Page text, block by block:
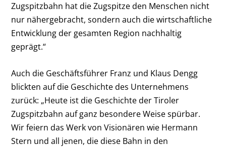
Zugspitzbahn hat die Zugspitze den Menschen nicht
nur nähergebracht, sondern auch die wirtschaftliche
Entwicklung der gesamten Region nachhaltig
geprägt.“
Auch die Geschäftsführer Franz und Klaus Dengg
blickten auf die Geschichte des Unternehmens
zurück: „Heute ist die Geschichte der Tiroler
Zugspitzbahn auf ganz besondere Weise spürbar.
Wir feiern das Werk von Visionären wie Hermann
Stern und all jenen, die diese Bahn in den